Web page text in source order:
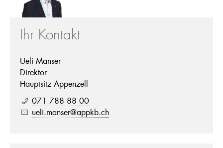
Ihr Kontakt
Ueli Manser
Direktor
Hauptsitz Appenzell
071 788 88 00
ueli.manser@appkb.ch